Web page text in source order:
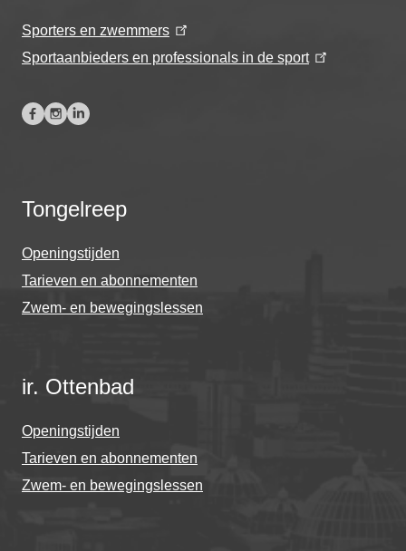
Sporters en zwemmers
Sportaanbieders en professionals in de sport
Tongelreep
Openingstijden
Tarieven en abonnementen
Zwem- en bewegingslessen
ir. Ottenbad
Openingstijden
Tarieven en abonnementen
Zwem- en bewegingslessen